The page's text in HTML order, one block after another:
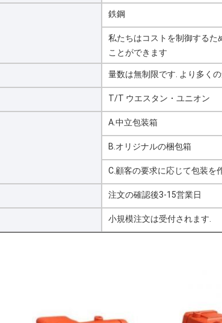
鉄鋼
私たちはコストを制御するた
ことができます
量数は無制限です. より多く
T/T ウエスタン・ユニオン
A.中立包装箱
B.オリジナルの梱包箱
C.顧客の要求に応じて包装を
注文の確認後3-15営業日
小規模注文は受付されます.